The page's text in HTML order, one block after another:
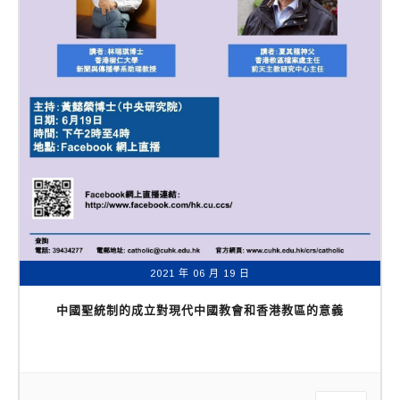
2021 年 06 月 19 日
中國聖統制的成立對現代中國教會和香港教區的意義